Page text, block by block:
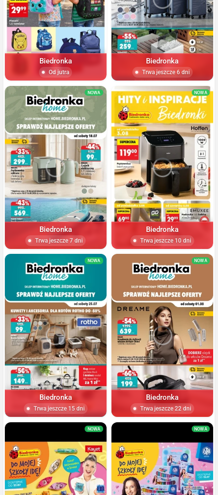
Biedronka
Od jutra
Biedronka
Trwa jeszcze 6 dni
NOWA
Biedronka
Trwa jeszcze 7 dni
NOWA
Biedronka
Trwa jeszcze 10 dni
NOWA
Biedronka
Trwa jeszcze 15 dni
NOWA
Biedronka
Trwa jeszcze 22 dni
NOWA NOWA